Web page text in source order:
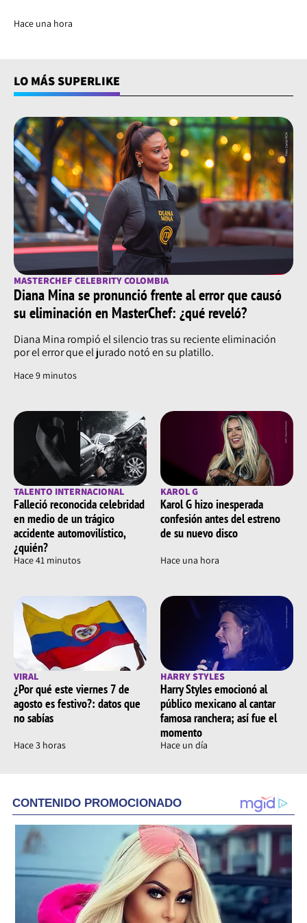
Hace una hora
LO MÁS SUPERLIKE
MASTERCHEF CELEBRITY COLOMBIA
Diana Mina se pronunció frente al error que causó
su eliminación en MasterChef: ¿qué reveló?
Diana Mina rompió el silencio tras su reciente eliminación
por el error que el jurado notó en su platillo.
Hace 10 minutos
TALENTO INTERNACIONAL
Falleció reconocida celebridad
en medio de un trágico
accidente automovilístico,
¿quién?
Hace 41 minutos
KAROL G
Karol G hizo inesperada
confesión antes del estreno
de su nuevo disco
Hace una hora
VIRAL
¿Por qué este viernes 7 de
agosto es festivo?: datos que
no sabías
Hace 3 horas
HARRY STYLES
Harry Styles emocionó al
público mexicano al cantar
famosa ranchera; así fue el
momento
Hace un día